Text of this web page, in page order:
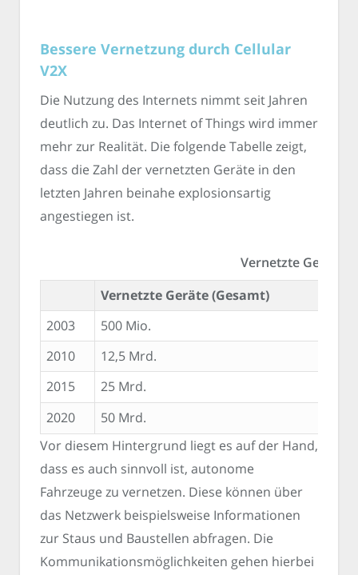
Bessere Vernetzung durch Cellular
V2X
Die Nutzung des Internets nimmt seit Jahren
deutlich zu. Das Internet of Things wird immer
mehr zur Realität. Die folgende Tabelle zeigt,
dass die Zahl der vernetzten Geräte in den
letzten Jahren beinahe explosionsartig
angestiegen ist.
Vernetzte Geräte
Vernetzte Geräte (Gesamt)
2003
500 Mio.
2010
12,5 Mrd.
2015
25 Mrd.
2020
50 Mrd.
Vor diesem Hintergrund liegt es auf der Hand,
dass es auch sinnvoll ist, autonome
Fahrzeuge zu vernetzen. Diese können über
das Netzwerk beispielsweise Informationen
zur Staus und Baustellen abfragen. Die
Kommunikationsmöglichkeiten gehen hierbei